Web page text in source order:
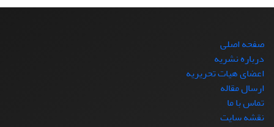
صفحه اصلی
درباره نشریه
اعضای هیات تحریریه
ارسال مقاله
تماس با ما
نقشه سایت